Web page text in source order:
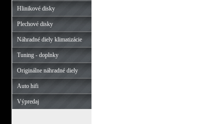
Hlinikové disky
Plechové disky
Náhradné diely klimatizácie
Tuning - doplnky
Originálne náhradné diely
Auto hifi
Výpredaj